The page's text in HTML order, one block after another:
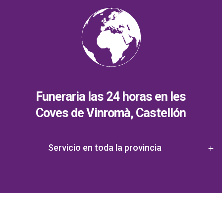
Funeraria las 24 horas en les
Coves de Vinromà, Castellón
Servicio en toda la provincia